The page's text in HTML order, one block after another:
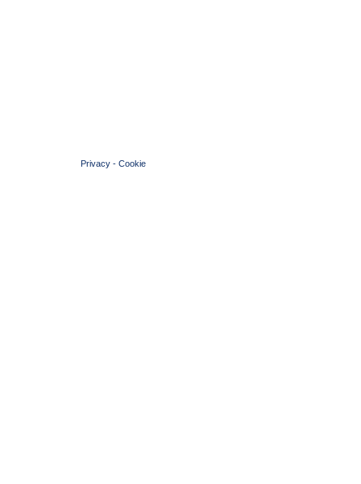
Privacy - Cookie